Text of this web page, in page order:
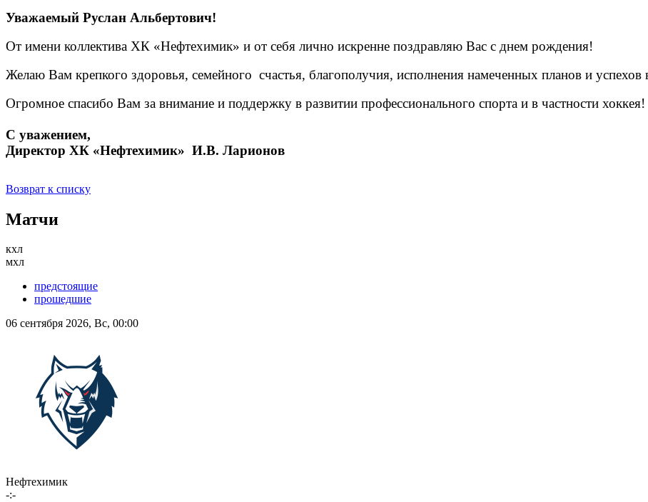
Уважаемый Руслан Альбертович!
От имени коллектива ХК «Нефтехимик» и от себя лично искренне поздравляю Вас с днем рождения!
Желаю Вам крепкого здоровья, семейного счастья, благополучия, исполнения намеченных планов и успехов
Огромное спасибо Вам за внимание и поддержку в развитии профессионального спорта и в частности хоккея!
С уважением,
Директор ХК «Нефтехимик» И.В. Ларионов
Возврат к списку
Матчи
кхл
мхл
предстоящие
прошедшие
06 сентября 2026, Вс, 00:00
Нефтехимик
-:-